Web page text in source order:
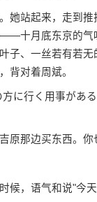
站起来，走到推
十月底东京的气
子、一丝若有若无
背对着周斌。
行く用事がある
那边买东西。你
，语气和说"今天